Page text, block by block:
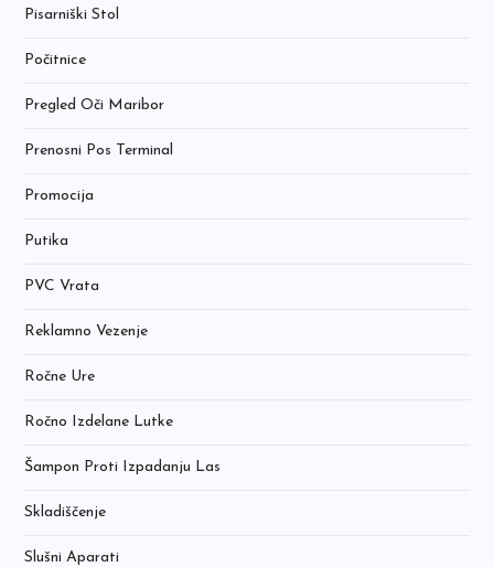
Pisarniški Stol
Počitnice
Pregled Oči Maribor
Prenosni Pos Terminal
Promocija
Putika
PVC Vrata
Reklamno Vezenje
Ročne Ure
Ročno Izdelane Lutke
Šampon Proti Izpadanju Las
Skladiščenje
Slušni Aparati